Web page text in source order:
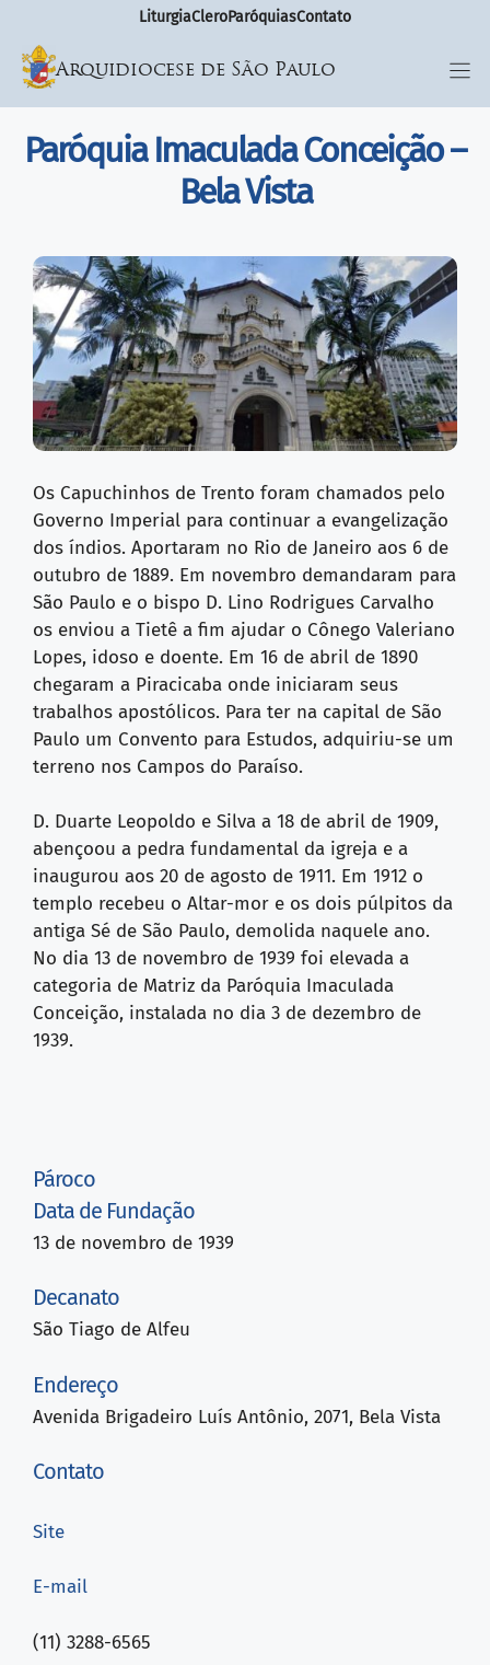
LiturgiaCleroParóquiasContato
Arquidiocese de São Paulo
Paróquia Imaculada Conceição –
Bela Vista
Pároco
Data de Fundação
13 de novembro de 1939
Decanato
São Tiago de Alfeu
Endereço
Avenida Brigadeiro Luís Antônio, 2071, Bela Vista
Contato
Site
E-mail
(11) 3288-6565
Os Capuchinhos de Trento foram chamados pelo
Governo Imperial para continuar a evangelização
dos índios. Aportaram no Rio de Janeiro aos 6 de
outubro de 1889. Em novembro demandaram para
São Paulo e o bispo D. Lino Rodrigues Carvalho
os enviou a Tietê a fim ajudar o Cônego Valeriano
Lopes, idoso e doente. Em 16 de abril de 1890
chegaram a Piracicaba onde iniciaram seus
trabalhos apostólicos. Para ter na capital de São
Paulo um Convento para Estudos, adquiriu-se um
terreno nos Campos do Paraíso.
D. Duarte Leopoldo e Silva a 18 de abril de 1909,
abençoou a pedra fundamental da igreja e a
inaugurou aos 20 de agosto de 1911. Em 1912 o
templo recebeu o Altar-mor e os dois púlpitos da
antiga Sé de São Paulo, demolida naquele ano.
No dia 13 de novembro de 1939 foi elevada a
categoria de Matriz da Paróquia Imaculada
Conceição, instalada no dia 3 de dezembro de
1939.